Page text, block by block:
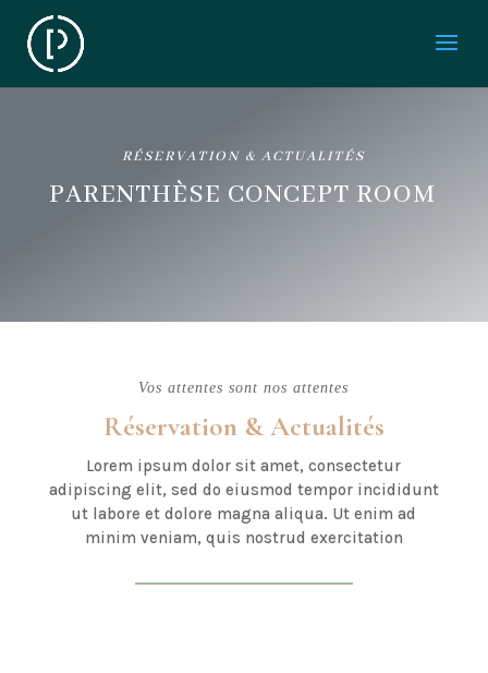
RÉSERVATION & ACTUALITÉS
PARENTHÈSE CONCEPT ROOM
Vos attentes sont nos attentes
Réservation & Actualités
Lorem ipsum dolor sit amet, consectetur
adipiscing elit, sed do eiusmod tempor incididunt
ut labore et dolore magna aliqua. Ut enim ad
minim veniam, quis nostrud exercitation